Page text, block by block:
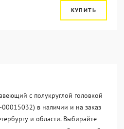
КУПИТЬ
с полукруглой головкой
в наличии и на заказ
и области. Выбирайте